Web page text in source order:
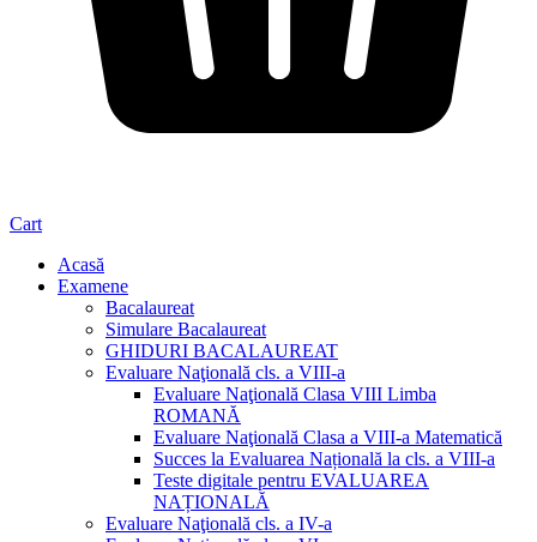
Cart
Acasă
Examene
Bacalaureat
Simulare Bacalaureat
GHIDURI BACALAUREAT
Evaluare Naţională cls. a VIII-a
Evaluare Naţională Clasa VIII Limba
ROMANĂ
Evaluare Naţională Clasa a VIII-a Matematică
Succes la Evaluarea Națională la cls. a VIII-a
Teste digitale pentru EVALUAREA
NAȚIONALĂ
Evaluare Naţională cls. a IV-a